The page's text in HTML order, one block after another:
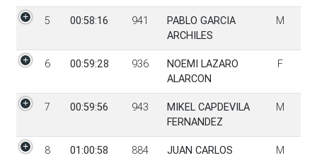
5 00:58:16 941
PABLO GARCIA
ARCHILES
M
6 00:59:28 936
NOEMI LAZARO
ALARCON
F
7 00:59:56 943
MIKEL CAPDEVILA
FERNANDEZ
M
8 01:00:58 884
JUAN CARLOS
M